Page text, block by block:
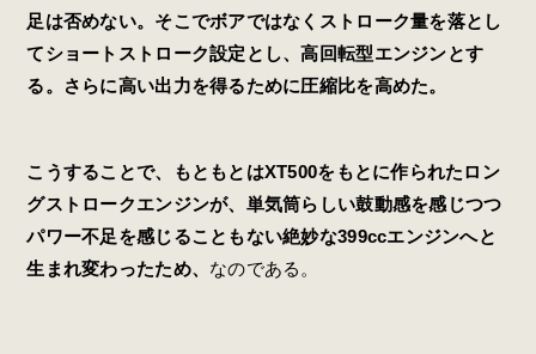
足は否めない。そこでボアではなくストローク量を落とし
てショートストローク設定とし、高回転型エンジンとす
る。さらに高い出力を得るために圧縮比を高めた。
こうすることで、もともとはXT500をもとに作られたロン
グストロークエンジンが、単気筒らしい鼓動感を感じつつ
パワー不足を感じることもない絶妙な399ccエンジンへと
生まれ変わったため、 なのである。